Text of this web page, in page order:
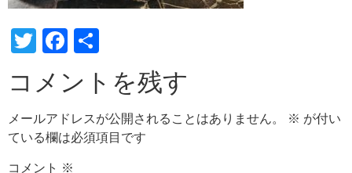
TwitterFacebook
有
コメントを残す
メールアドレスが公開されることはありません。 ※ が付い
ている欄は必須項目です
コメント ※